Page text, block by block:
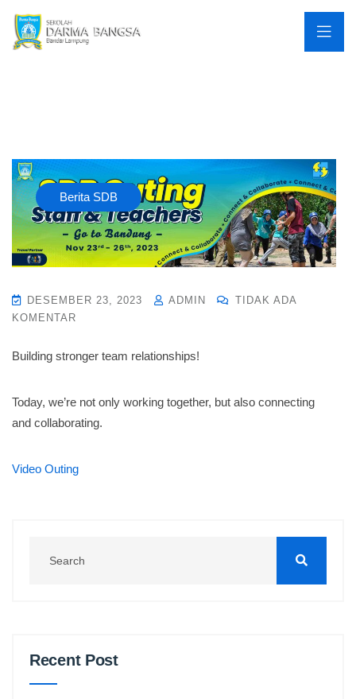
Berita SDB
DESEMBER 23, 2023 ADMIN
TIDAK ADA
KOMENTAR
Building stronger team relationships!
Today, we’re not only working together, but also connecting
and collaborating.
Video Outing
Recent Post